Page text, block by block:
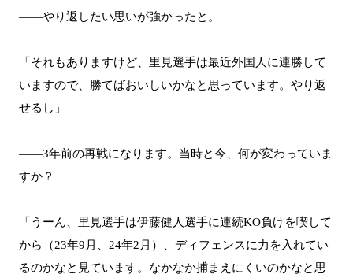
――やり返したい思いが強かったと。
「それもありますけど、里見選手は最近外国人に連勝して
いますので、勝てばおいしいかなと思っています。やり返
せるし」
――3年前の再戦になります。当時と今、何が変わっていま
すか？
「うーん、里見選手は伊藤健人選手に連続KO負けを喫して
から（23年9月、24年2月）、ディフェンスに力を入れてい
るのかなと見ています。なかなか捕まえにくいのかなと思